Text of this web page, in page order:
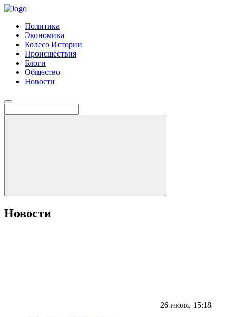
Политика
Экономика
Колесо Истории
Происшествия
Блоги
Общество
Новости
Новости
26 июля, 15:18